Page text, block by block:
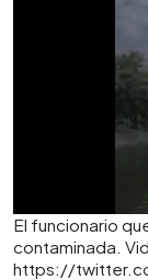
El funcionario
contaminada.
https://